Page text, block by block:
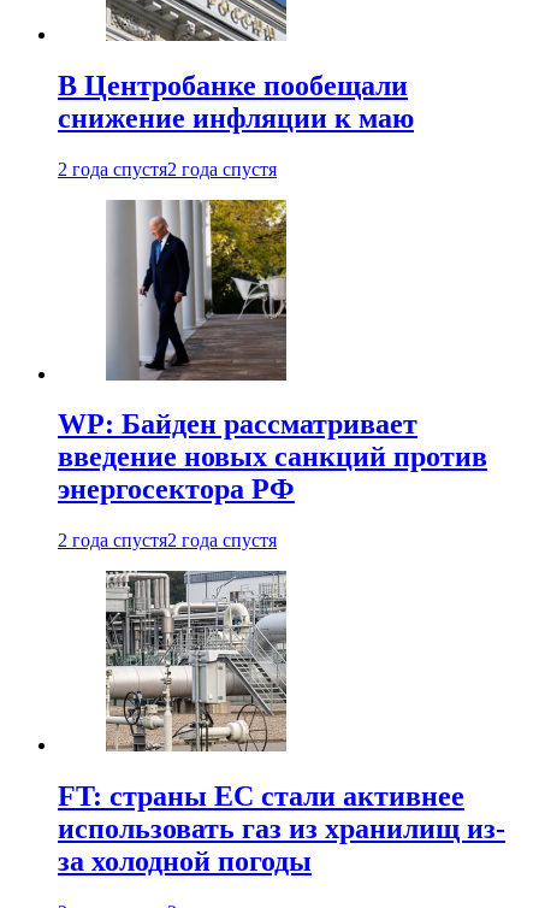
В Центробанке пообещали
снижение инфляции к маю
2 года спустя2 года спустя
WP: Байден рассматривает
введение новых санкций против
энергосектора РФ
2 года спустя2 года спустя
FT: страны ЕС стали активнее
использовать газ из хранилищ из-
за холодной погоды